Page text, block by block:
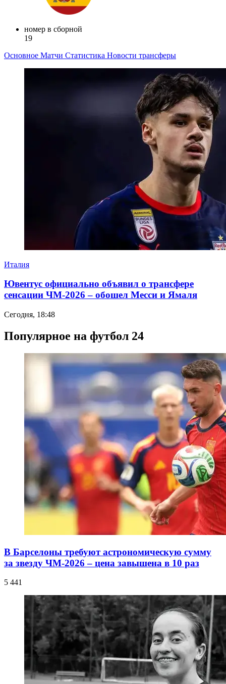
номер в сборной
19
Основное Матчи Статистика Новости трансферы
Италия
Ювентус официально объявил о трансфере
сенсации ЧМ-2026 – обошел Месси и Ямаля
Сегодня, 18:48
Популярное на футбол 24
В Барселоны требуют астрономическую сумму
за звезду ЧМ-2026 – цена завышена в 10 раз
5 441